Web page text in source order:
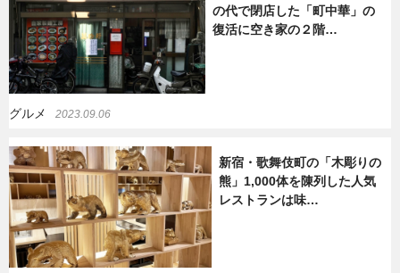
グルメ スキル
暮らし
連載一覧
の代で閉店した「町中華」の
復活に空き家の２階…
グルメ 2023.09.06
新宿・歌舞伎町の「木彫りの
熊」1,000体を陳列した人気
レストランは味…